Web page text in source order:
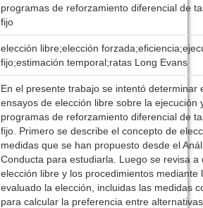
programas de reforzamiento diferencial de
fijo
elección libre;elección
fijo;estimación temporal;ratas Long Evans
En el presente trabajo se intentó determinar
ensayos de elección libre sobre la ejecución
programas de reforzamiento diferencial de
fijo. Primero se describe el concepto de
medidas que se han propuesto desde el
Conducta para estudiarla. Luego se revisa a
elección libre y los procedimientos mediante
evaluado la elección, incluidas las medidas
para calcular la preferencia entre